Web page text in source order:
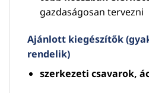
gazdaságosan tervezni
Ajánlott kiegészítők
rendelik)
szerkezeti csavarok,